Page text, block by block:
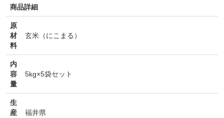
商品詳細
原
材
料
玄米（にこまる）
内
容
量
5kg×5袋セット
生
産
福井県